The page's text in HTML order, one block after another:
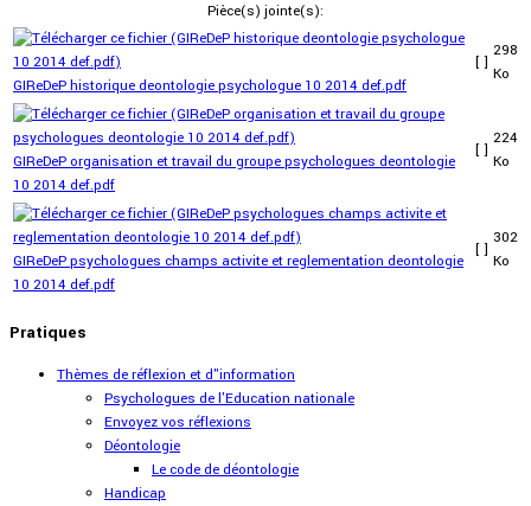
Pièce(s) jointe(s):
GIReDeP historique deontologie psychologue 10 2014 def.pdf
[ ]
298
Ko
GIReDeP organisation et travail du groupe psychologues deontologie
10 2014 def.pdf
[ ]
224
Ko
GIReDeP psychologues champs activite et reglementation deontologie
10 2014 def.pdf
[ ]
302
Ko
Pratiques
Thèmes de réflexion et d"information
Psychologues de l'Education nationale
Envoyez vos réflexions
Déontologie
Le code de déontologie
Handicap